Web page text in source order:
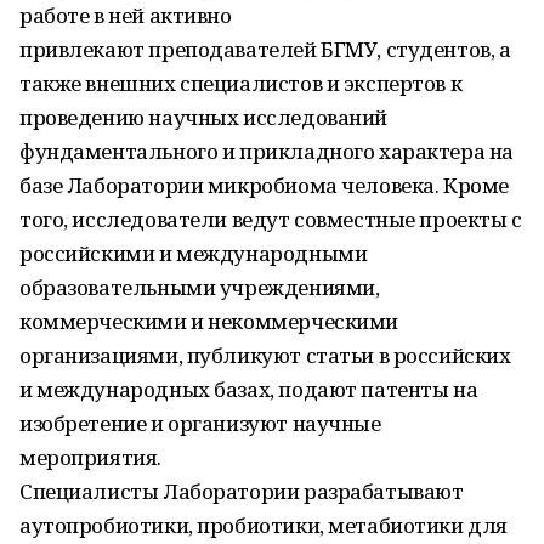
работе в ней активно
привлекают преподавателей БГМУ, студентов, а
также внешних специалистов и экспертов к
проведению научных исследований
фундаментального и прикладного характера на
базе Лаборатории микробиома человека. Кроме
того, исследователи ведут совместные проекты с
российскими и международными
образовательными учреждениями,
коммерческими и некоммерческими
организациями, публикуют статьи в российских
и международных базах, подают патенты на
изобретение и организуют научные
мероприятия.
Специалисты Лаборатории разрабатывают
аутопробиотики, пробиотики, метабиотики для